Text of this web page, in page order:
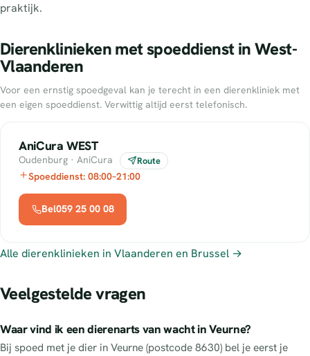
praktijk.
Dierenklinieken met spoeddienst in West-
Vlaanderen
Voor een ernstig spoedgeval kan je terecht in een dierenkliniek met
een eigen spoeddienst. Verwittig altijd eerst telefonisch.
AniCura WEST
Oudenburg · AniCura Route
Spoeddienst: 08:00–21:00
Bel059 25 00 08
Alle dierenklinieken in Vlaanderen en Brussel →
Veelgestelde vragen
Waar vind ik een dierenarts van wacht in Veurne?
Bij spoed met je dier in Veurne (postcode 8630) bel je eerst je